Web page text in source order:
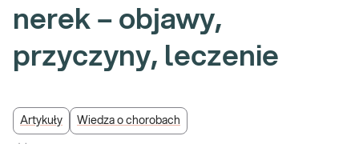
nerek – objawy,
przyczyny, leczenie
Artykuły Wiedza o chorobach